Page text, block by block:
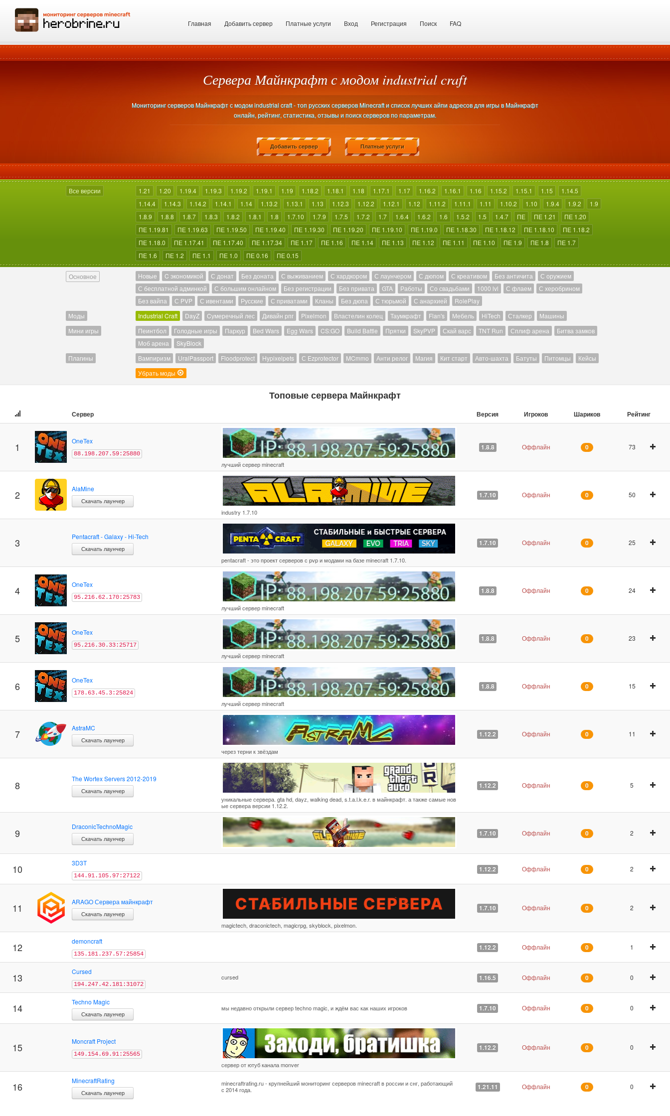
Главная Добавить сервер Платные услуги Вход Регистрация Поиск FAQ
Сервера Майнкрафт с модом industrial craft
Мониторинг серверов Майнкрафт с модом industrial craft - топ русских серверов Minecraft и список лучших айпи адресов для игры в Майнкрафт
онлайн, рейтинг, статистика, отзывы и поиск серверов по параметрам.
Добавить сервер Платные услуги
Все версии 1.21 1.20 1.19.4 1.19.3 1.19.2 1.19.1 1.19 1.18.2 1.18.1 1.18 1.17.1 1.17 1.16.2 1.16.1 1.16 1.15.2 1.15.1 1.15
1.14.5
1.14.4
1.14.3 1.14.2 1.14.1 1.14 1.13.2 1.13.1 1.13 1.12.3 1.12.2 1.12.1 1.12 1.11.2 1.11.1 1.11 1.10.2 1.10 1.9.4 1.9.2
1.9
1.8.9
1.8.8 1.8.7 1.8.3 1.8.2 1.8.1 1.8 1.7.10 1.7.9 1.7.5 1.7.2 1.7 1.6.4 1.6.2 1.6 1.5.2 1.5 1.4.7 ПЕ ПЕ 1.21
ПЕ 1.20
ПЕ 1.19.81
ПЕ 1.19.63 ПЕ 1.19.50 ПЕ 1.19.40 ПЕ 1.19.30 ПЕ 1.19.20 ПЕ 1.19.10 ПЕ 1.19.0 ПЕ 1.18.30 ПЕ 1.18.12 ПЕ 1.18.10
ПЕ 1.18.2
ПЕ 1.18.0
ПЕ 1.17.41 ПЕ 1.17.40 ПЕ 1.17.34 ПЕ 1.17 ПЕ 1.16 ПЕ 1.14 ПЕ 1.13 ПЕ 1.12 ПЕ 1.11 ПЕ 1.10 ПЕ 1.9 ПЕ 1.8
ПЕ 1.7
ПЕ 1.6
ПЕ 1.2 ПЕ 1.1 ПЕ 1.0 ПЕ 0.16 ПЕ 0.15
Основное Новые C экономикой С донат Без доната С выживанием С хардкором С лаунчером С дюпом С креативом Без античита
С оружием
С бесплатной админкой
С большим онлайном Без регистрации Без привата GTA Работы Со свадьбами 1000 lvl С флаем
С херобрином
Без вайпа
С PVP С ивентами Русские С приватами Кланы Без дюпа С тюрьмой С анархией
RolePlay
Моды
Industrial Craft DayZ Cумеречный лес Дивайн рпг Pixelmon Властелин колец Таумкрафт Flan's Мебель HiTech Сталкер
Машины
Мини игры
Пеинтбол Голодные игры Паркур Bed Wars Egg Wars CS:GO Build Battle Прятки SkyPVP Скай варс TNT Run Сплиф арена
Битва замков
Моб арена
SkyBlock
Плагины
Вампиризм UralPassport Floodprotect Hypixelpets С Ezprotector MCmmo Анти релог Магия Кит старт Авто-шахта Батуты Питомцы
Кейсы
Убрать моды
Топовые сервера Майнкрафт
Сервер Версия Игроков Шариков Рейтинг
1 OneTex
88.198.207.59:25880
лучший сервер minecraft
1.8.8 Оффлайн 0 73
2 AlaMine
Скачать лаунчер
industry 1.7.10
1.7.10 Оффлайн 0 50
3 Pentacraft - Galaxy - Hi-Tech
Скачать лаунчер
pentacraft - это проект серверов с pvp и модами на базе minecraft 1.7.10.
1.7.10 Оффлайн 0 25
4 OneTex
95.216.62.170:25783
лучший сервер minecraft
1.8.8 Оффлайн 0 24
5 OneTex
95.216.30.33:25717
лучший сервер minecraft
1.8.8 Оффлайн 0 23
6 OneTex
178.63.45.3:25824
лучший сервер minecraft
1.8.8 Оффлайн 0 15
7 AstraMC
Скачать лаунчер
через терни к звёздам
1.12.2 Оффлайн 0 11
8
The Wortex Servers 2012-2019
Скачать лаунчер
уникальные сервера. gta hd, dayz, walking dead, s.t.a.l.k.e.r. в майнкрафт. а также самые нов
ые сервера версии 1.12.2.
1.12.2 Оффлайн 0 5
9
DraconicTechnoMagic
Скачать лаунчер
1.7.10 Оффлайн 0 2
10 3D3T
144.91.105.97:27122
1.12.2 Оффлайн 0 2
11 ARAGO Сервера майнкрафт
Скачать лаунчер
magictech, draconictech, magicrpg, skyblock, pixelmon.
1.7.10 Оффлайн 0 2
12 demoncraft
135.181.237.57:25854
1.12.2 Оффлайн 0 1
13 Cursed
194.247.42.181:31072
cursed 1.16.5 Оффлайн 0 0
14 Techno Magic
Скачать лаунчер
мы недавно открыли сервер techno magic, и ждём вас как наших игроков 1.7.10 Оффлайн 0 0
15 Moncraft Project
149.154.69.91:25565
сервер от ютуб канала monver
1.12.2 Оффлайн 0 0
16 MinecraftRating
Скачать лаунчер
minecraftrating.ru - крупнейший мониторинг серверов minecraft в россии и снг, работающий
с 2014 года.
1.21.11 Оффлайн 0 0